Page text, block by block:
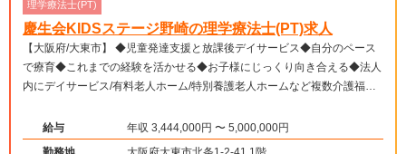
理学療法士(PT)
慶生会KIDSステージ野崎の理学療法士(PT)求人
【大阪府/大東市】 ◆児童発達支援と放課後デイサービス◆自分のペース
で療育◆これまでの経験を活かせる◆お子様にじっくり向き合える◆法人
内にデイサービス/有料老人ホーム/特別養護老人ホームなど複数介護福祉
給与
年収 3,444,000円 〜 5,000,000円